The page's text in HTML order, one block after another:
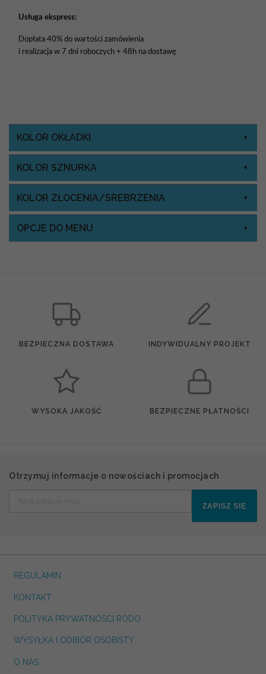
Usługa ekspress:
Dopłata 40% do wartości zamówienia
i realizacja w 7 dni roboczych + 48h na dostawę
KOLOR OKŁADKI
KOLOR SZNURKA
KOLOR ZŁOCENIA/SREBRZENIA
OPCJE DO MENU
BEZPIECZNA DOSTAWA INDYWIDUALNY PROJEKT
WYSOKA JAKOŚĆ BEZPIECZNE PŁATNOŚCI
Otrzymuj informacje o nowościach i promocjach
ZAPISZ SIĘ
REGULAMIN
KONTAKT
POLITYKA PRYWATNOSCI RODO
WYSYŁKA I ODBIÓR OSOBISTY
O NAS